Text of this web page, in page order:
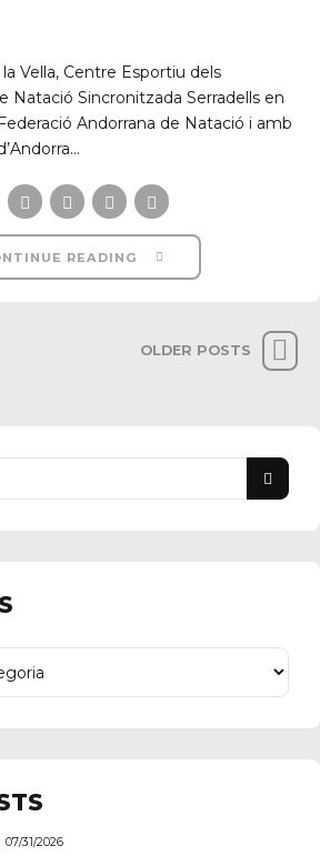
Vella, Centre Esportiu dels
Natació Sincronitzada Serradells en
Andorrana de Natació i amb
READING
OLDER POSTS
07/31/2026